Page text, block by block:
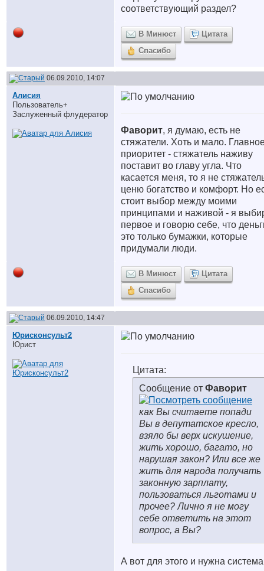
соответствующий раздел?
В Минюст
Цитата
Спасибо
06.09.2010, 14:07
Алисия
Пользователь+
Заслуженный флудератор
Фаворит, я думаю, есть не
стяжатели. Хоть и мало.
приоритет - стяжатель наживу
поставит во главу угла. Что
касается меня, то я не
ценю богатство и комфорт. Но
стоит выбор между моими
принципами и наживой - я
первое и говорю себе, что
это только бумажки, которые
придумали люди.
В Минюст
Цитата
Спасибо
06.09.2010, 14:47
Юрисконсульт2
Юрист
Цитата:
Сообщение от Фаворит
как Вы считаете попади
Вы в депутатское кресло,
взяло бы верх искушение,
жить хорошо, багато, но
нарушая закон? Или все же
жить для народа получать
законную зарплату,
пользоваться льготами и
прочее? Лично я не могу
себе ответить на этот
вопрос, а Вы?
А вот для этого и нужна система